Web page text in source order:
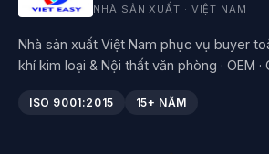
NHÀ SẢN XUẤT · VIỆT NAM
Nhà sản xuất Việt Nam phục vụ buyer
khí kim loại & Nội thất văn phòng · OEM ·
ISO 9001:2015 15+ NĂM